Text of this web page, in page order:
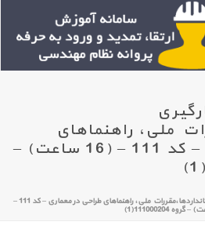
ملی، راهنماهای
طراحی در معماری – کد 111 – (16 ساعت) –
کلاس آنلاین – بکارگیری استانداردها،مقررات ملی، راهنماهای طراحی در معماری – کد 111 –